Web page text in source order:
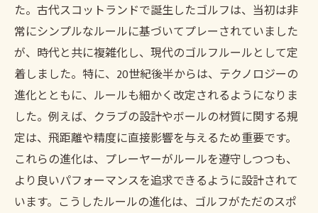
た。古代スコットランドで誕生したゴルフは、当初は非
常にシンプルなルールに基づいてプレーされていました
が、時代と共に複雑化し、現代のゴルフルールとして定
着しました。特に、20世紀後半からは、テクノロジーの
進化とともに、ルールも細かく改定されるようになりま
した。例えば、クラブの設計やボールの材質に関する規
定は、飛距離や精度に直接影響を与えるため重要です。
これらの進化は、プレーヤーがルールを遵守しつつも、
より良いパフォーマンスを追求できるように設計されて
います。こうしたルールの進化は、ゴルフがただのスポ